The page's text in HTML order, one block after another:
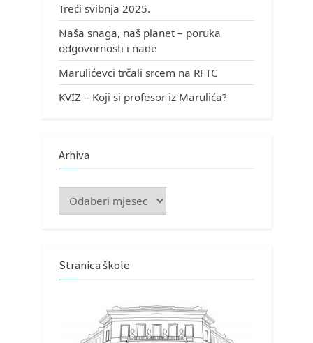
Treći svibnja 2025.
Naša snaga, naš planet – poruka
odgovornosti i nade
Marulićevci trčali srcem na RFTC
KVIZ – Koji si profesor iz Marulića?
Arhiva
Arhiva
Stranica škole